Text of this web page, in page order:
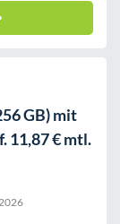
GB) mit
11,87 € mtl.